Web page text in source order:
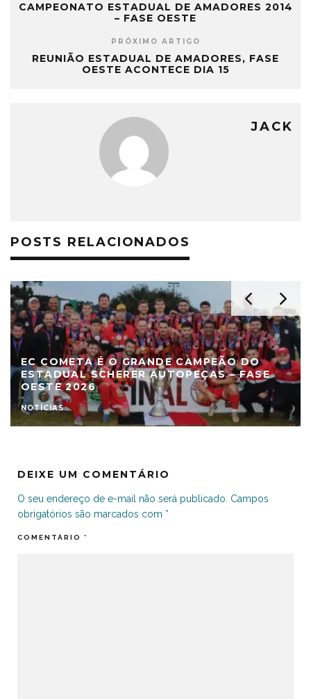
CAMPEONATO ESTADUAL DE AMADORES 2014
– FASE OESTE
PRÓXIMO ARTIGO
REUNIÃO ESTADUAL DE AMADORES, FASE
OESTE ACONTECE DIA 15
JACK
POSTS RELACIONADOS
EC COMETA É O GRANDE CAMPEÃO DO
ESTADUAL SCHERER AUTOPEÇAS – FASE
OESTE 2026
NOTÍCIAS
DEIXE UM COMENTÁRIO
O seu endereço de e-mail não será publicado. Campos
obrigatórios são marcados com *
COMENTÁRIO *